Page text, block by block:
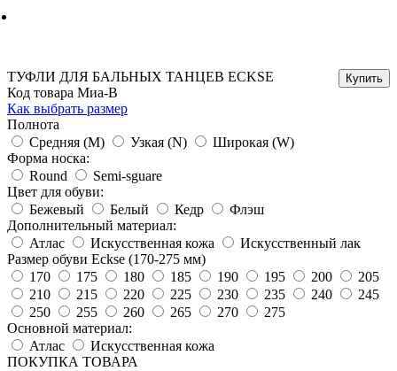
ТУФЛИ ДЛЯ БАЛЬНЫХ ТАНЦЕВ ECKSE
Код товара Миа-В
Как выбрать размер
Полнота
Средняя (M)
Узкая (N)
Широкая (W)
Форма носка:
Round
Semi-sguare
Цвет для обуви:
Бежевый
Белый Кедр
Флэш
Дополнительный материал:
Атлас
Искусственная кожа
Искусственный лак
Размер обуви Eckse (170-275 мм)
170
175 180 185 190 195 200
205
210
215 220 225 230 235 240
245
250
255 260 265 270
275
Основной материал:
Атлас
Искусственная кожа
ПОКУПКА ТОВАРА